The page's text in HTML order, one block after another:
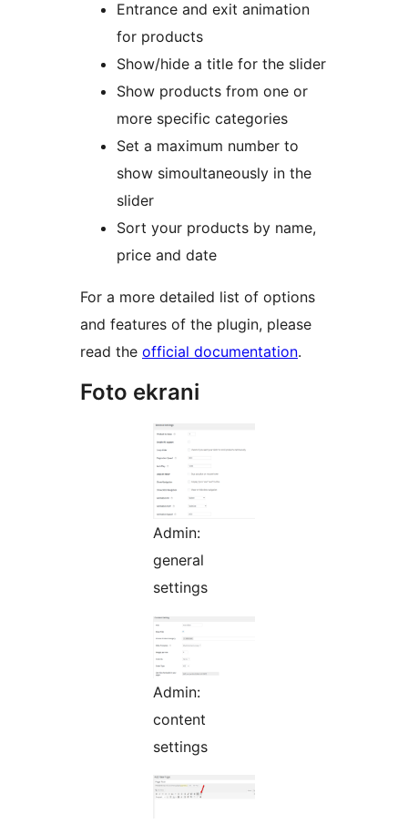
Entrance and exit animation
for products
Show/hide a title for the slider
Show products from one or
more specific categories
Set a maximum number to
show simoultaneously in the
slider
Sort your products by name,
price and date
For a more detailed list of options
and features of the plugin, please
read the official documentation.
Foto ekrani
Admin:
general
settings
Admin:
content
settings